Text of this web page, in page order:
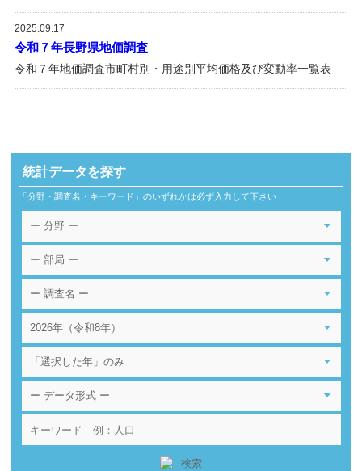
2025.09.17
令和７年長野県地価調査
令和７年地価調査市町村別・用途別平均価格及び変動率一覧表
統計データを探す
「分野・調査名・キーワード」のいずれかは必ず入力して下さい